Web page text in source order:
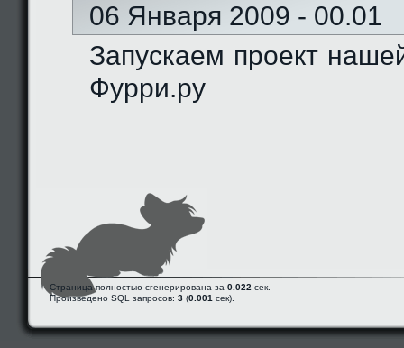
06 Января 2009 - 00.01
Запускаем проект
Фурри.ру
Страница полностью сгенерирована за 0.022 сек.
Произведено SQL запросов: 3 (0.001 сек).